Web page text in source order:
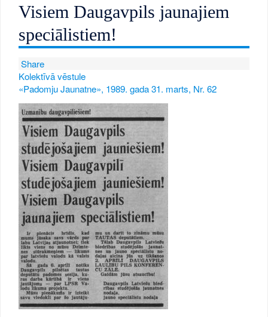
Visiem Daugavpils jaunajiem
speciālistiem!
Share
Kolektīvā vēstule
«Padomju Jaunatne», 1989. gada 31. marts, Nr. 62